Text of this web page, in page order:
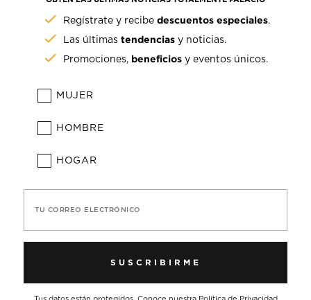
Regístrate y recibedescuentos especiales.
Las últimastendencias y noticias.
Promociones, beneficios y eventos únicos.
MUJER
HOMBRE
HOGAR
TU CORREO ELECTRÓNICO
SUSCRIBIRME